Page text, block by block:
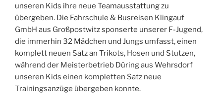
unseren Kids ihre neue Teamausstattung zu
übergeben. Die Fahrschule & Busreisen Klingauf
GmbH aus Großpostwitz sponserte unserer F-Jugend,
die immerhin 32 Mädchen und Jungs umfasst, einen
komplett neuen Satz an Trikots, Hosen und Stutzen,
während der Meisterbetrieb Düring aus Wehrsdorf
unseren Kids einen kompletten Satz neue
Trainingsanzüge übergeben konnte.